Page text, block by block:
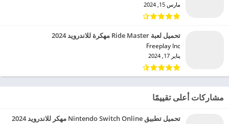
مارس 15, 2024
تحميل لعبة Ride Master مهكرة للاندرويد 2024
Freeplay Inc‏
يناير 17, 2024
مشاركات أعلى تقييمًا
تحميل تطبيق Nintendo Switch Online مهكر للاندرويد 2024